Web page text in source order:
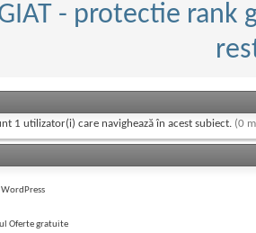
- protectie rank
1 utilizator(i) care navighează în acest subiect. (0
Oferte gratuite